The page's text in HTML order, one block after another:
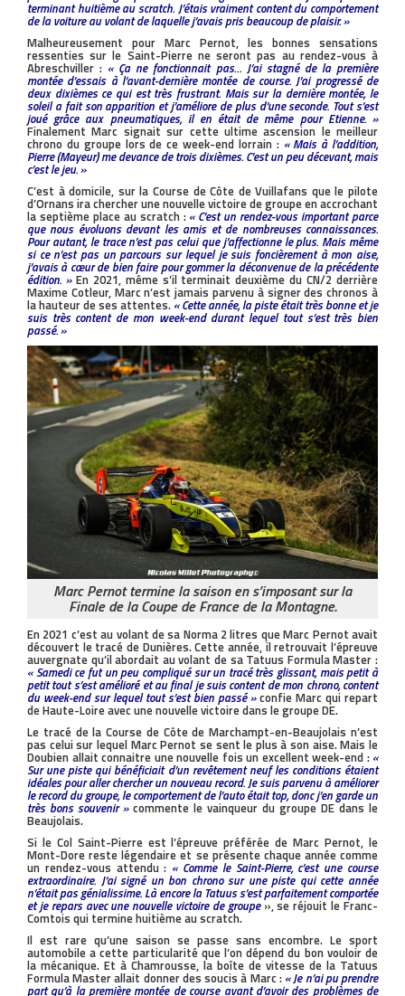
terminant huitième au scratch. J’étais vraiment content du comportement
de la voiture au volant de laquelle j’avais pris beaucoup de plaisir. »
Malheureusement pour Marc Pernot, les bonnes sensations
ressenties sur le Saint-Pierre ne seront pas au rendez-vous à
Abreschviller : « Ça ne fonctionnait pas… J’ai stagné de la première
montée d’essais à l’avant-dernière montée de course. J’ai progressé de
deux dixièmes ce qui est très frustrant. Mais sur la dernière montée, le
soleil a fait son apparition et j’améliore de plus d’une seconde. Tout s’est
joué grâce aux pneumatiques, il en était de même pour Etienne. »
Finalement Marc signait sur cette ultime ascension le meilleur
chrono du groupe lors de ce week-end lorrain : « Mais à l’addition,
Pierre (Mayeur) me devance de trois dixièmes. C’est un peu décevant, mais
c’est le jeu. »
C’est à domicile, sur la Course de Côte de Vuillafans que le pilote
d’Ornans ira chercher une nouvelle victoire de groupe en accrochant
la septième place au scratch : « C’est un rendez-vous important parce
que nous évoluons devant les amis et de nombreuses connaissances.
Pour autant, le trace n’est pas celui que j’affectionne le plus. Mais même
si ce n’est pas un parcours sur lequel je suis foncièrement à mon aise,
j’avais à cœur de bien faire pour gommer la déconvenue de la précédente
édition. »En 2021, même s’il terminait deuxième du CN/2 derrière
Maxime Cotleur, Marc n’est jamais parvenu à signer des chronos à
la hauteur de ses attentes.« Cette année, la piste était très bonne et je
suis très content de mon week-end durant lequel tout s’est très bien
passé. »
Marc Pernot termine la saison en s’imposant sur la
Finale de la Coupe de France de la Montagne.
En 2021 c’est au volant de sa Norma 2 litres que Marc Pernot avait
découvert le tracé de Dunières. Cette année, il retrouvait l’épreuve
auvergnate qu’il abordait au volant de sa Tatuus Formula Master :
« Samedi ce fut un peu compliqué sur un tracé très glissant, mais petit à
petit tout s’est amélioré et au final je suis content de mon chrono, content
du week-end sur lequel tout s’est bien passé »confie Marc qui repart
de Haute-Loire avec une nouvelle victoire dans le groupe DE.
Le tracé de la Course de Côte de Marchampt-en-Beaujolais n’est
pas celui sur lequel Marc Pernot se sent le plus à son aise. Mais le
Doubien allait connaitre une nouvelle fois un excellent week-end : «
Sur une piste qui bénéficiait d’un revêtement neuf les conditions étaient
idéales pour aller chercher un nouveau record. Je suis parvenu à améliorer
le record du groupe, le comportement de l’auto était top, donc j’en garde un
très bons souvenir »commente le vainqueur du groupe DE dans le
Beaujolais.
Si le Col Saint-Pierre est l’épreuve préférée de Marc Pernot, le
Mont-Dore reste légendaire et se présente chaque année comme
un rendez-vous attendu : « Comme le Saint-Pierre, c’est une course
extraordinaire. J’ai signé un bon chrono sur une piste qui cette année
n’était pas génialissime. Là encore la Tatuus s’est parfaitement comportée
et je repars avec une nouvelle victoire de groupe», se réjouit le Franc-
Comtois qui termine huitième au scratch.
Il est rare qu’une saison se passe sans encombre. Le sport
automobile a cette particularité que l’on dépend du bon vouloir de
la mécanique. Et à Chamrousse, la boîte de vitesse de la Tatuus
Formula Master allait donner des soucis à Marc : « Je n’ai pu prendre
part qu’à la première montée de course avant d’avoir des problèmes de